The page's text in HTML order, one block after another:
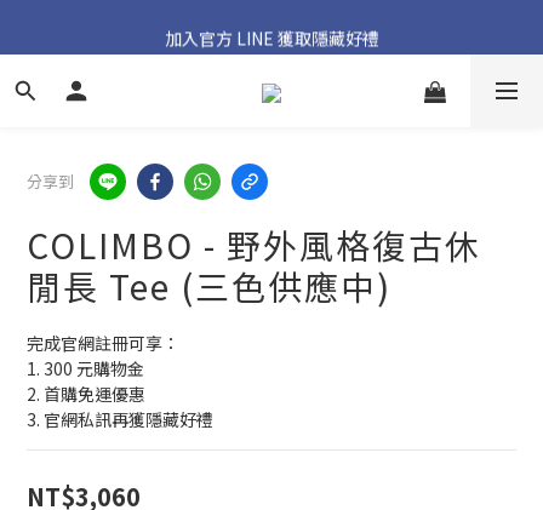
加入官方 LINE 獲取隱藏好禮
加入官方 LINE 獲取隱藏好禮
官網首購免運優惠實施中
分享到
COLIMBO - 野外風格復古休
閒長 Tee (三色供應中)
完成官網註冊可享：
1. 300 元購物金
2. 首購免運優惠
3. 官網私訊再獲隱藏好禮
NT$3,060